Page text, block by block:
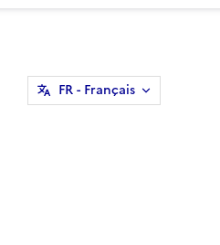
FR- Français